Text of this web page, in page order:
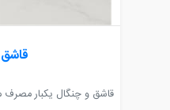
نگهداری، گرم‌کردن و فریز کردن
قاشق و چنگال یکبار مصرف